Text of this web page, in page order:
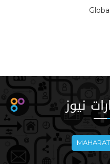
نيوز